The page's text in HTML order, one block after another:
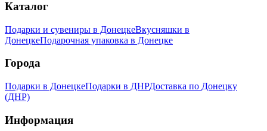
Каталог
Подарки и сувениры в ДонецкеВкусняшки в
ДонецкеПодарочная упаковка в Донецке
Города
Подарки в ДонецкеПодарки в ДНРДоставка по Донецку
(ДНР)
Информация